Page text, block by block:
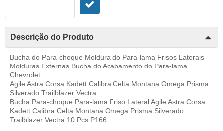
Descrição do Produto
Bucha do Para-choque Moldura do Para-lama Frisos Laterais
Molduras Externas Bucha do Acabamento do Para-lama
Chevrolet
Agile Astra Corsa Kadett Calibra Celta Montana Omega Prisma
Silverado Trailblazer Vectra
Bucha Para-choque Para-lama Friso Lateral Agile Astra Corsa
Kadett Calibra Celta Montana Omega Prisma Silverado
Trailblazer Vectra 10 Pcs P166